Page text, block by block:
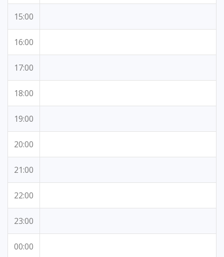
15:00
16:00
17:00
18:00
19:00
20:00
21:00
22:00
23:00
00:00